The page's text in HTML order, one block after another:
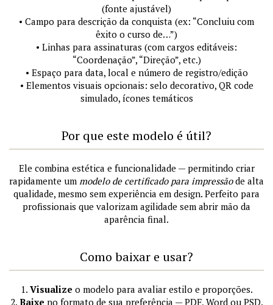
(fonte ajustável)
• Campo para descrição da conquista (ex: “Concluiu com
êxito o curso de…”)
• Linhas para assinaturas (com cargos editáveis:
“Coordenação”, “Direção”, etc.)
• Espaço para data, local e número de registro/edição
• Elementos visuais opcionais: selo decorativo, QR code
simulado, ícones temáticos
Por que este modelo é útil?
Ele combina estética e funcionalidade — permitindo criar
rapidamente um modelo de certificado para impressãode alta
qualidade, mesmo sem experiência em design. Perfeito para
profissionais que valorizam agilidade sem abrir mão da
aparência final.
Como baixar e usar?
1. Visualize o modelo para avaliar estilo e proporções.
2. Baixe no formato de sua preferência — PDF, Word ou PSD.